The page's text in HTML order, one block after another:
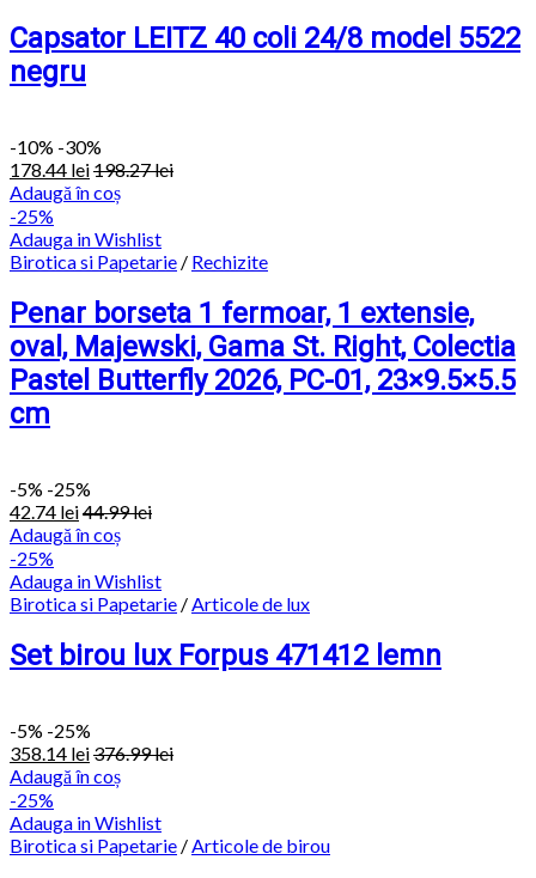
Capsator LEITZ 40 coli 24/8 model 5522
negru
-10% -30%
178.44 lei198.27lei
Adaugă în coș
-25%
Adauga in Wishlist
Birotica si Papetarie / Rechizite
Penar borseta 1 fermoar, 1 extensie,
oval, Majewski, Gama St. Right, Colectia
Pastel Butterfly 2026, PC-01, 23×9.5×5.5
cm
-5% -25%
42.74 lei44.99lei
Adaugă în coș
-25%
Adauga in Wishlist
Birotica si Papetarie /Articole de lux
Set birou lux Forpus 471412 lemn
-5% -25%
358.14 lei376.99lei
Adaugă în coș
-25%
Adauga in Wishlist
Birotica si Papetarie /Articole de birou